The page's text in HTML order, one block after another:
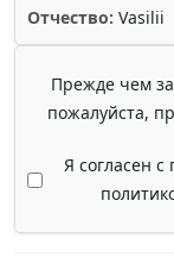
Отчество: Vasilii
Прежде чем
пожалуйста,
Я согласен